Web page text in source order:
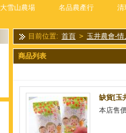
大雪山農場 名品農產行 清
目前位置: 首頁 > 玉井農會-
商品列表
缺貨[玉
本店售